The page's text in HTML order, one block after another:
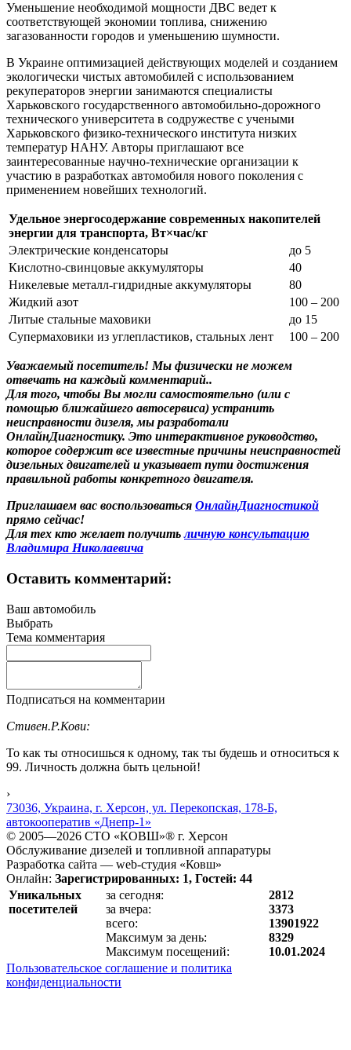
Уменьшение необходимой мощности ДВС ведет к
соответствующей экономии топлива, снижению
загазованности городов и уменьшению шумности.
В Украине оптимизацией действующих моделей и созданием
экологически чистых автомобилей с использованием
рекуператоров энергии занимаются специалисты
Харьковского государственного автомобильно-дорожного
технического университета в содружестве с учеными
Харьковского физико-технического института низких
температур НАНУ. Авторы приглашают все
заинтересованные научно-технические организации к
участию в разработках автомобиля нового поколения с
применением новейших технологий.
Удельное энергосодержание современных накопителей
энергии для транспорта, Вт×час/кг
Электрические конденсаторы
до 5
Кислотно-свинцовые аккумуляторы
40
Никелевые металл-гидридные аккумуляторы
80
Жидкий азот
100 – 200
Литые стальные маховики
до 15
Супермаховики из углепластиков, стальных лент
100 – 200
Уважаемый посетитель! Мы физически не можем
отвечать на каждый комментарий..
Для того, чтобы Вы могли самостоятельно (или с
помощью ближайшего автосервиса) устранить
неисправности дизеля, мы разработали
ОнлайнДиагностику. Это интерактивное руководство,
которое содержит все известные причины неисправностей
дизельных двигателей и указывает пути достижения
правильной работы конкретного двигателя.
Приглашаем вас воспользоваться ОнлайнДиагностикой
прямо сейчас!
Для тех кто желает получитьличную консультацию
Владимира Николаевича
Оставить комментарий:
Ваш автомобиль
Выбрать
Тема комментария
Подписаться на комментарии
Стивен.Р.Кови:
То как ты относишься к одному, так ты будешь и относиться к
99. Личность должна быть цельной!
›
73036, Украина, г. Херсон, ул. Перекопская, 178-Б,
автокооператив «Днепр-1»
© 2005—2026 СТО «КОВШ»® г. Херсон
Обслуживание дизелей и топливной аппаратуры
Разработка сайта — web-студия «Ковш»
Онлайн: Зарегистрированных: 1, Гостей: 44
Уникальных
посетителей
за сегодня:
за вчера:
всего:
Максимум за день:
Максимум посещений:
2812
3373
13901922
8329
10.01.2024
Пользовательское соглашение и политика
конфиденциальности